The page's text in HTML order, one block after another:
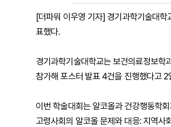
[더파워 이우영 기자] 경기과학기술대
표했다.
경기과학기술대학교는 보건의료정보
참가해 포스터 발표 4건을 진행했다고 2
이번 학술대회는 알코올과 건강행동학
고령사회의 알코올 문제와 대응: 지역사